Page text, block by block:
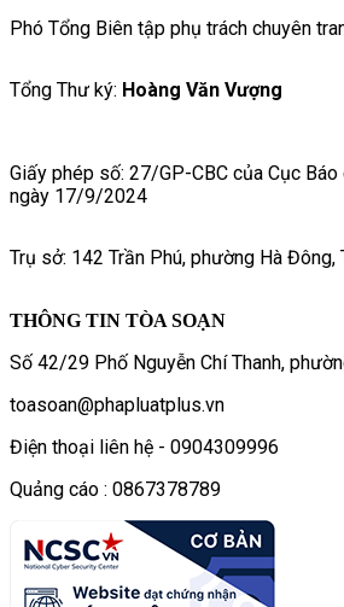
Phó Tổng Biên tập phụ trách chuyên
Tổng Thư ký: Hoàng Văn Vượng
Giấy phép số: 27/GP-CBC của Cục
ngày 17/9/2024
Trụ sở: 142 Trần Phú, phường Hà Đông,
THÔNG TIN TÒA SOẠN
Số 42/29 Phố Nguyễn Chí Thanh,
toasoan@phapluatplus.vn
Điện thoại liên hệ - 0904309996
Quảng cáo : 0867378789